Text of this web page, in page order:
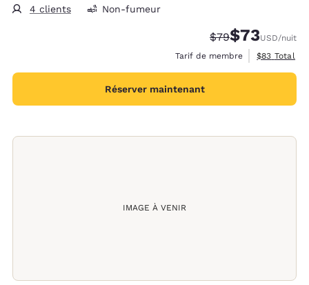
4 clients Non-fumeur
Tarif barré :
$79Tarif réduit :
$73USD/nuit
Tarif de membre
Afficher les
$83 Total
Réserver maintenant
IMAGE À VENIR